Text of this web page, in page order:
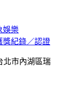
娛樂
獎紀錄／認證
北市內湖區瑞